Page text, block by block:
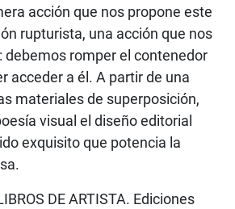
acción que nos propone este
rupturista, una acción que nos
debemos romper el contenedor
acceder a él. A partir de una
materiales de superposición,
visual el diseño editorial
exquisito que potencia la
DE ARTISTA. Ediciones